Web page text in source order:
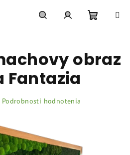
košík
obraz
Fantazia
Podrobnosti hodnotenia